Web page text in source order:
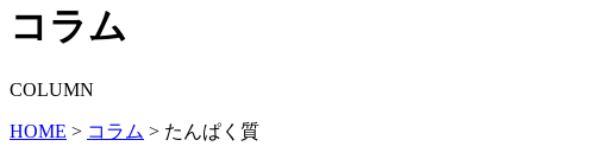
コラム
COLUMN
HOME > コラム > たんぱく質